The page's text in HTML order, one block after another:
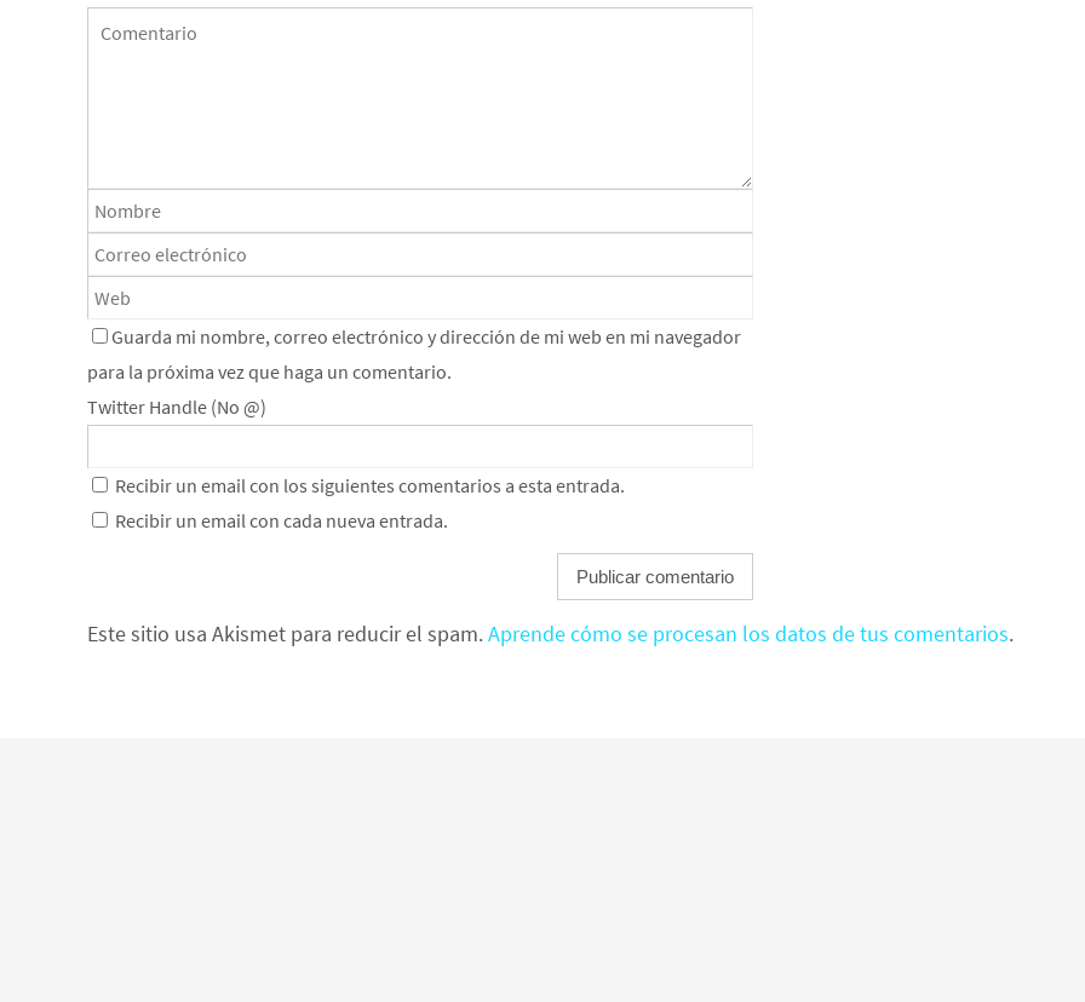
Guarda mi nombre, correo electrónico y dirección de mi web en mi navegador
para la próxima vez que haga un comentario.
Twitter Handle (No @)
Recibir un email con los siguientes comentarios a esta entrada.
Recibir un email con cada nueva entrada.
Este sitio usa Akismet para reducir el spam.Aprende cómo se procesan los datos de tus comentarios.